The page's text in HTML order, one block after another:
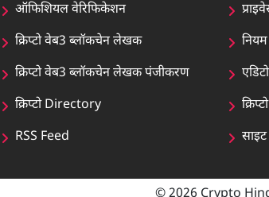
ऑफिशियल वेरिफिकेशन
क्रिप्टो वेब3 ब्लॉकचेन लेखक
क्रिप्टो वेब3 ब्लॉकचेन लेखक पंजीकरण
क्रिप्टो Directory
RSS Feed